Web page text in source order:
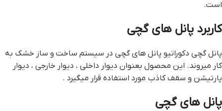
است.
کاربرد پانل های گچی
پانل گچی دکوراتیو پانل های گچی در سیستم ساخت و ساز خشک به
کار میروند. این محصول بعنوان دیوار داخلی ، دیوار خارجی ، دیوار
پارتیشن و سقف کاذب مورد استفاده قرار میگیرد .
پانل های گچی